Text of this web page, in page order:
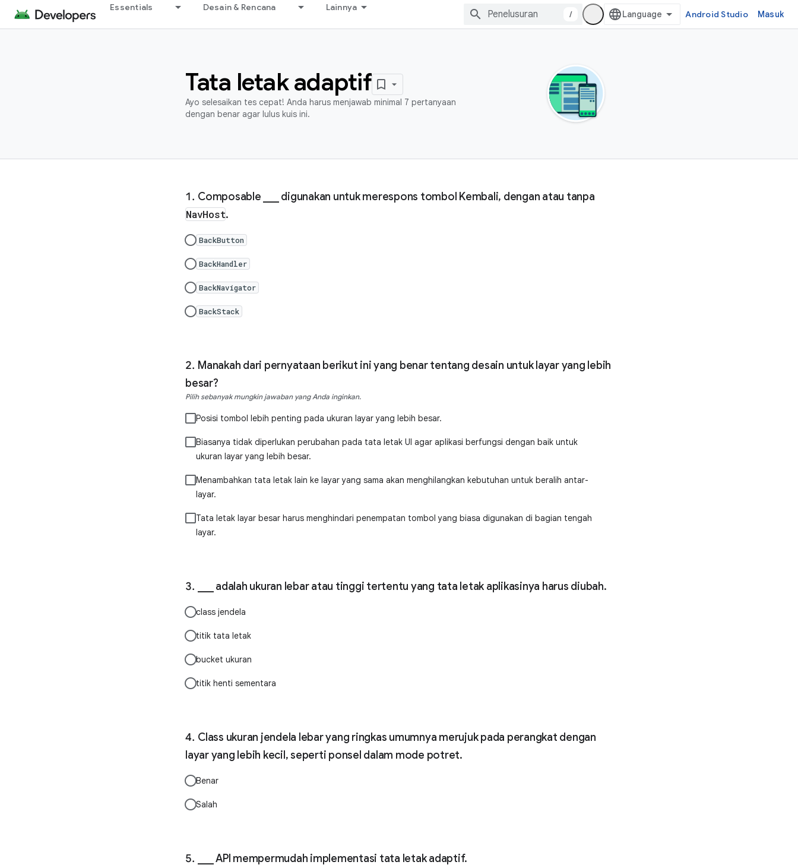
Essentials Desain & Rencana Lainnya
/ Android Studio Masuk
Tata letak adaptif
Ayo selesaikan tes cepat! Anda harus menjawab minimal 7 pertanyaan
dengan benar agar lulus kuis ini.
Composable ___ digunakan untuk merespons tombol Kembali, dengan atau tanpa
NavHost.
BackButton
BackHandler
BackNavigator
BackStack
Manakah dari pernyataan berikut ini yang benar tentang desain untuk layar yang lebih
besar?
Pilih sebanyak mungkin jawaban yang Anda inginkan.
Posisi tombol lebih penting pada ukuran layar yang lebih besar.
Biasanya tidak diperlukan perubahan pada tata letak UI agar aplikasi berfungsi dengan baik untuk
ukuran layar yang lebih besar.
Menambahkan tata letak lain ke layar yang sama akan menghilangkan kebutuhan untuk beralih antar-
layar.
Tata letak layar besar harus menghindari penempatan tombol yang biasa digunakan di bagian tengah
layar.
___ adalah ukuran lebar atau tinggi tertentu yang tata letak aplikasinya harus diubah.
class jendela
titik tata letak
bucket ukuran
titik henti sementara
Class ukuran jendela lebar yang ringkas umumnya merujuk pada perangkat dengan
layar yang lebih kecil, seperti ponsel dalam mode potret.
Benar
Salah
___ API mempermudah implementasi tata letak adaptif.